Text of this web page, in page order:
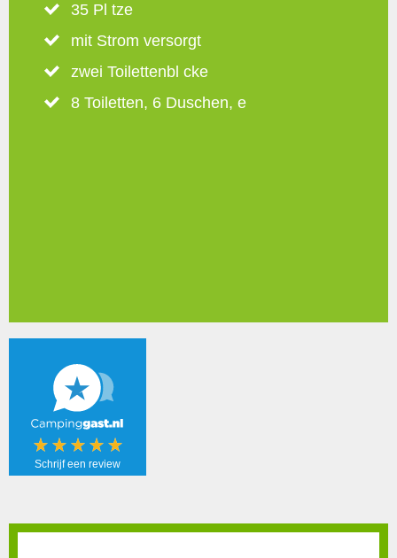
35 Pl tze
mit Strom versorgt
zwei Toilettenbl cke
8 Toiletten, 6 Duschen, e
Schrijf een review